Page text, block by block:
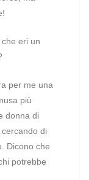
eri un
per me una
più
donna di
di
Dicono che
potrebbe